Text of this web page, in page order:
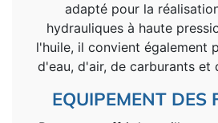
adapté pour la
hydrauliques à haute
l'huile, il convient également
d'eau, d'air, de carburants et
EQUIPEMENT DES